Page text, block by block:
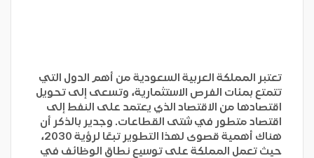
تعتبر المملكة العربية السعودية من أهم الدول التي
تتمتع بمئات الفرص الاستثمارية، وتسعى إلى تحويل
اقتصادها من الاقتصاد الذي يعتمد على النفط إلى
اقتصاد متطور في شتى القطاعات. وجدير بالذكر أن
هناك أهمية قصوى لهذا التطوير تبعًا لرؤية 2030،
حيث تعمل المملكة على توسيع نطاق الوظائف في